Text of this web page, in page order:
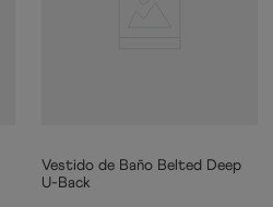
Vestido de Baño Belted Deep
U-Back